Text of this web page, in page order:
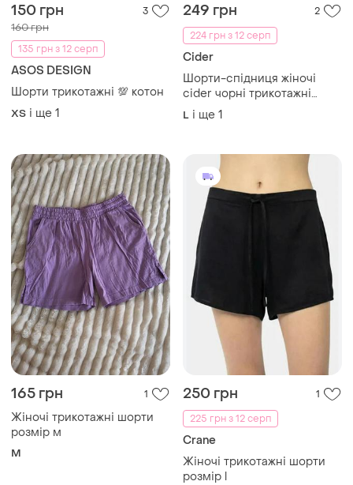
150 грн 3
160 грн
135 грн з 12 серп
ASOS DESIGN
Шорти трикотажні 💯 котон
ХS і ще 1
249 грн
2
224 грн з 12 серп
Cider
Шорти-спідниця жіночі
cider чорні трикотажні
шорти-спідниця хл
L і ще 1
165 грн 1
Жіночі трикотажні шорти
розмір м
M
250 грн
1
225 грн з 12 серп
Crane
Жіночі трикотажні шорти
розмір l